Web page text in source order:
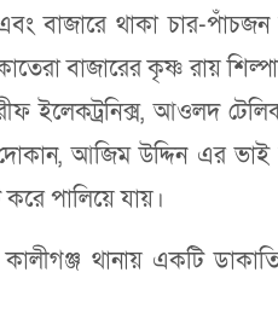
থাকা চার-পাঁচজন
বাজারের কৃষ্ণ রায়
ইলেকট্রনিক্স, আওলদ
দোকান, আজিম উদ্দিন এর
পালিয়ে যায়।
থানায় একটি